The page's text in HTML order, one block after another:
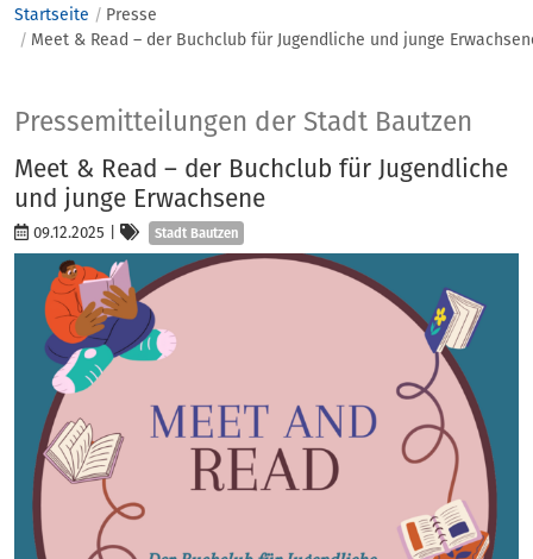
Startseite
Presse
Meet & Read – der Buchclub für Jugendliche und junge
Presse
Pressemitteilungen der Stadt Bautzen
Meet & Read – der Buchclub für Jugendliche
und junge Erwachsene
09.12.2025 Kategorien
Stadt Bautzen